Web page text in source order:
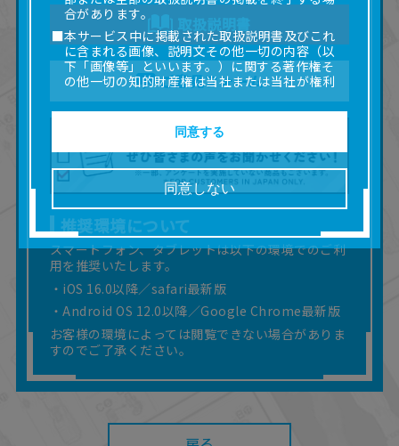
取扱説明書
ご意見フォーム
推奨環境について
スマートフォン、タブレットは以下の環境でのご利
用を推奨いたします。
・iOS 16.0以降／safari最新版
・Android OS 12.0以降／Google Chrome最新版
お客様の環境によっては閲覧できない場合がありま
すのでご了承ください。
合があります。
■本サービス中に掲載された取扱説明書及びこれ
に含まれる画像、説明文その他一切の内容（以
下「画像等」といいます。）に関する著作権そ
の他一切の知的財産権は当社または当社が権利
■取扱説明書及び画像等の一部または全部を私的
使用（本サービス内の意見投稿の目的での画像
等の利用を含みます。）を超えて使用（複製、
複写、改変、掲示、頒布、配信、販売、出版等
を含むがこれに限りません。）することは禁止
いたします。
■掲載している取扱説明書は、お客様が購入され
た商品に同梱されたものと異なる場合がありま
す。
■対象商品仕様の変更などにより、取扱説明書の
内容は予告なく変更される場合があります。
■当社は、取扱説明書の正確性確保に努めており
ますが、取扱説明書の完全性を保証するもので
はありません。
■お客様のご利用環境によっては、本サービスを
ご利用いただけない場合があります。
■本サービスを利用したこと、または利用できな
たとしても、当社は何らの責任を負いません。
また、本サイトを利用したことによって、利用
同意しない
同意する